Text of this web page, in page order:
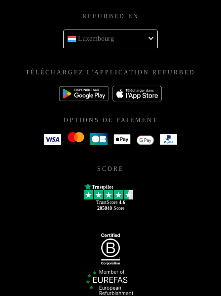
REFURBED EN
Luxembourg
TÉLÉCHARGEZ L'APPLICATION REFURBED
OPTIONS DE PAIEMENT
SCORE
Trustpilot
TrustScore 4.6
205848Score